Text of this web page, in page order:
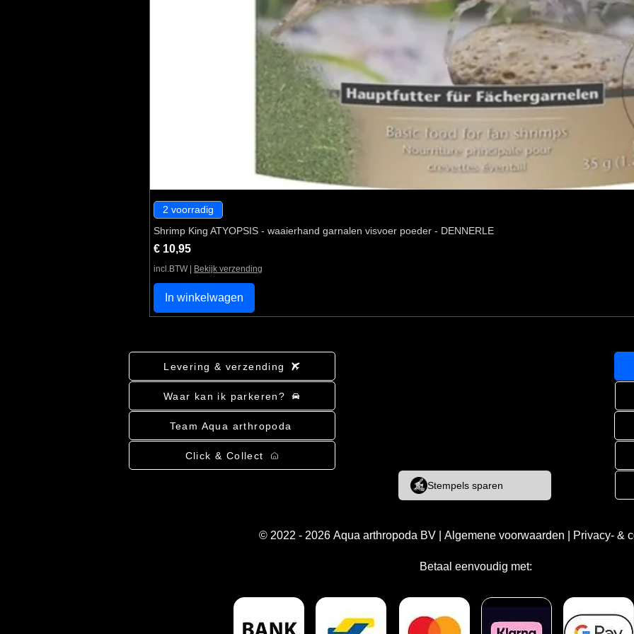
2 voorradig
Shrimp King ATYOPSIS - waaierhand garnalen visvoer poeder - DENNERLE
Prijs
€ 10,95
incl.BTW Bekijk verzending
In winkelwagen
Levering & verzending
Waar kan ik parkeren?
Team Aqua arthropoda
Click & Collect
Stempels sparen
© 2022 - 2026 Aqua arthropoda BV Algemene voorwaarden Privacy- &
Betaal eenvoudig met: